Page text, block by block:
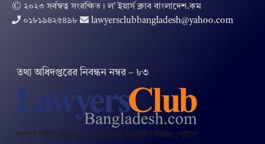
© ২০২৩ সর্বস্বত্ব সংরক্ষিত । ল’ ইয়ার্স ক্লাব বাংলাদেশ.কম
০১৮১৯৪২৫৪৯৮
lawyersclubbangladesh@yahoo.com
তথ‌্য অ‌ধিদপ্ত‌রের নিবন্ধন নম্বর – ৮৩